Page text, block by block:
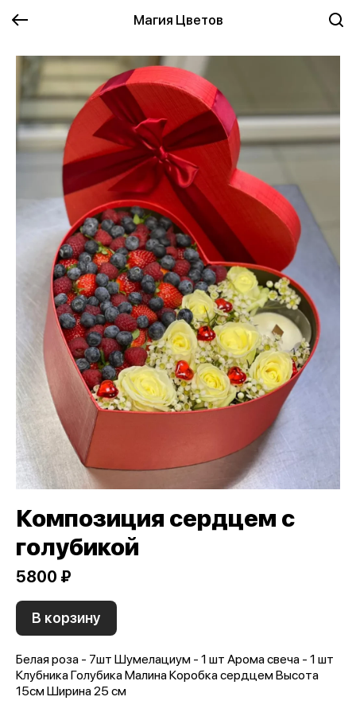
Магия Цветов
Композиция сердцем с
голубикой
5800 ₽
В корзину
Белая роза - 7шт Шумелациум - 1 шт Арома свеча - 1 шт
Клубника Голубика Малина Коробка сердцем Высота
15см Ширина 25 см